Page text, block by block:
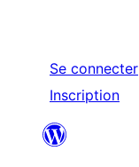
contenu
Se connecter
Inscription